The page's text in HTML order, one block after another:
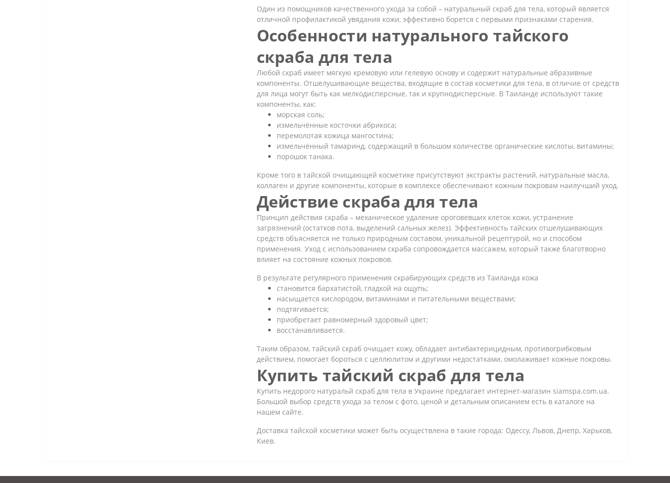
Один из помощников качественного ухода за собой – натуральный скраб для тела, который является
отличной профилактикой увядания кожи, эффективно борется с первыми признаками старения.
Особенности натурального тайского
скраба для тела
Любой скраб имеет мягкую кремовую или гелевую основу и содержит натуральные абразивные
компоненты. Отшелушивающие вещества, входящие в состав косметики для тела, в отличие от средств
для лица могут быть как мелкодисперсные, так и крупнодисперсные. В Таиланде используют такие
компоненты, как:
морская соль;
измельчённые косточки абрикоса;
перемолотая кожица мангостина;
измельчённый тамаринд, содержащий в большом количестве органические кислоты, витамины;
порошок танака.
Кроме того в тайской очищающей косметике присутствуют экстракты растений, натуральные масла,
коллаген и другие компоненты, которые в комплексе обеспечивают кожным покровам наилучший уход.
Действие скраба для тела
Принцип действия скраба – механическое удаление ороговевших клеток кожи, устранение
загрязнений (остатков пота, выделений сальных желез). Эффективность тайских отшелушивающих
средств объясняется не только природным составом, уникальной рецептурой, но и способом
применения. Уход с использованием скраба сопровождается массажем, который также благотворно
влияет на состояние кожных покровов.
В результате регулярного применения скрабирующих средств из Таиланда кожа
становится бархатистой, гладкой на ощупь;
насыщается кислородом, витаминами и питательными веществами;
подтягивается;
приобретает равномерный здоровый цвет;
восстанавливается.
Таким образом, тайский скраб очищает кожу, обладает антибактерицидным, противогрибковым
действием, помогает бороться с целлюлитом и другими недостатками, омолаживает кожные покровы.
Купить тайский скраб для тела
Купить недорого натуральй скраб для тела в Украине предлагает интернет-магазин siamspa.com.ua.
Большой выбор средств ухода за телом с фото, ценой и детальным описанием есть в каталоге на
нашем сайте.
Доставка тайской косметики может быть осуществлена в такие города: Одессу, Львов, Днепр, Харьков,
Киев.